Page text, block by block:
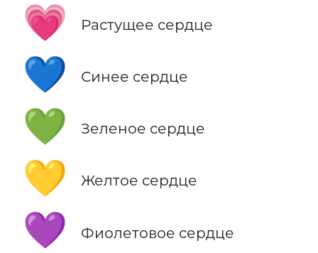
💗 Растущее сердце
💙 Синее сердце
💚 Зеленое сердце
💛 Желтое сердце
💜 Фиолетовое сердце